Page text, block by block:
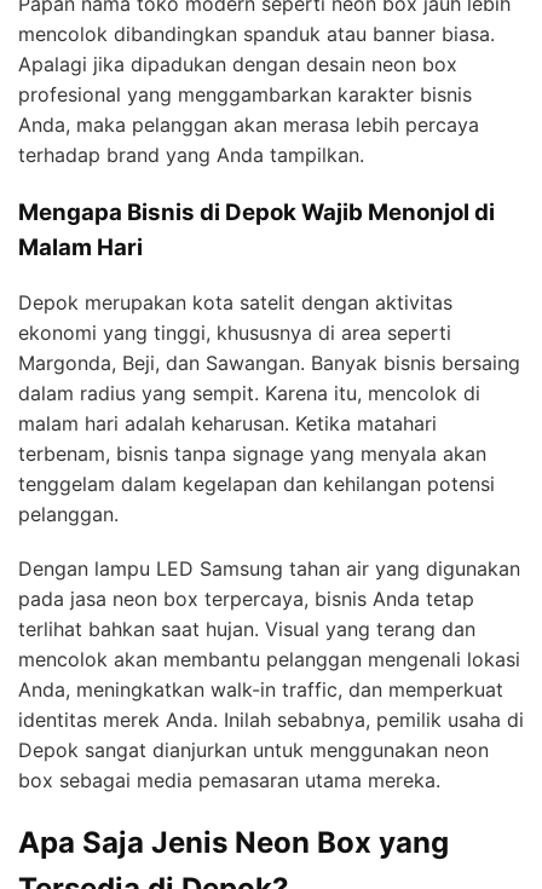
mencolok dibandingkan spanduk atau banner biasa.
Apalagi jika dipadukan dengan desain neon box
profesional yang menggambarkan karakter bisnis
Anda, maka pelanggan akan merasa lebih percaya
terhadap brand yang Anda tampilkan.
Mengapa Bisnis di Depok Wajib Menonjol di
Malam Hari
Depok merupakan kota satelit dengan aktivitas
ekonomi yang tinggi, khususnya di area seperti
Margonda, Beji, dan Sawangan. Banyak bisnis bersaing
dalam radius yang sempit. Karena itu, mencolok di
malam hari adalah keharusan. Ketika matahari
terbenam, bisnis tanpa signage yang menyala akan
tenggelam dalam kegelapan dan kehilangan potensi
pelanggan.
Dengan lampu LED Samsung tahan air yang digunakan
pada jasa neon box terpercaya, bisnis Anda tetap
terlihat bahkan saat hujan. Visual yang terang dan
mencolok akan membantu pelanggan mengenali lokasi
Anda, meningkatkan walk-in traffic, dan memperkuat
identitas merek Anda. Inilah sebabnya, pemilik usaha di
Depok sangat dianjurkan untuk menggunakan neon
box sebagai media pemasaran utama mereka.
Apa Saja Jenis Neon Box yang